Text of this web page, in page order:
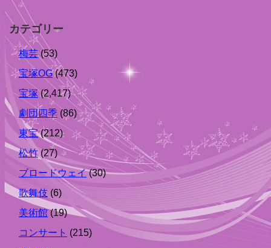
カテゴリー
梅芸(53)
宝塚OG(473)
宝塚(2,417)
劇団四季 (86)
東宝(212)
松竹 (27)
ブロードウェイ(30)
歌舞伎 (6)
美術館(19)
コンサート (215)